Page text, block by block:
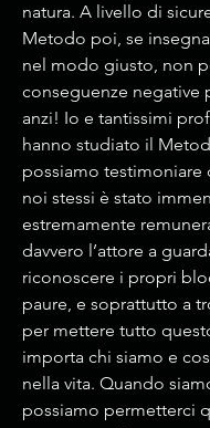
natura. A livello di
Metodo poi, se
nel modo giusto, non
conseguenze negative
anzi! Io e tantissimi
hanno studiato il
possiamo testimoniare
noi stessi è stato
estremamente
davvero l’attore a
riconoscere i propri
paure, e soprattutto a
per mettere tutto
importa chi siamo e
nella vita. Quando
possiamo permetterci